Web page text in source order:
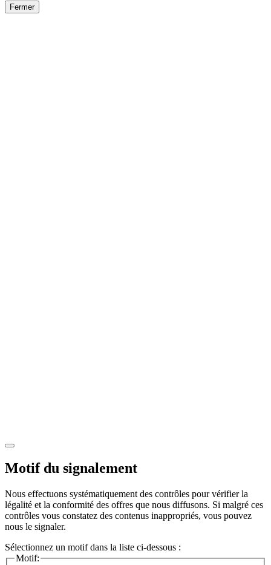
Fermer
Motif du signalement
Nous effectuons systématiquement des contrôles pour vérifier la
légalité et la conformité des offres que nous diffusons. Si malgré ces
contrôles vous constatez des contenus inappropriés, vous pouvez
nous le signaler.
Sélectionnez un motif dans la liste ci-dessous :
Motif: